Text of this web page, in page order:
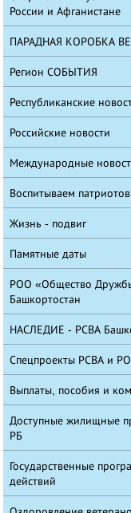
России и Афганистане
ПАРАДНАЯ КОРОБКА
Регион СОБЫТИЯ
Республиканские
Российские новости
Международные
Воспитываем патриотов
Жизнь - подвиг
Памятные даты
РОО «Общество
Башкортостан
НАСЛЕДИЕ - РСВА
Спецпроекты РСВА и
Выплаты, пособия и
Доступные жилищные
РБ
Государственные
действий